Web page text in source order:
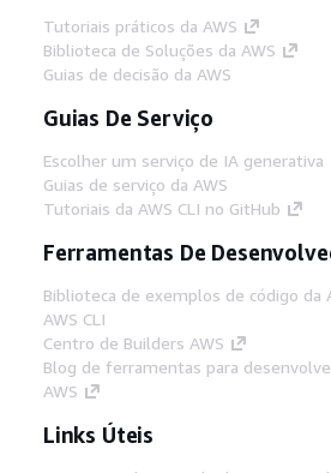
Tutoriais práticos da AWS
Biblioteca de Soluções da AWS
Guias de decisão da AWS
Guias De Serviço
Escolher um serviço de IA generativa
Guias de serviço da AWS
Tutoriais da AWS CLI no GitHub
Ferramentas De
Biblioteca de exemplos de código da
AWS CLI
Centro de Builders AWS
Blog de ferramentas para
AWS
Links Úteis